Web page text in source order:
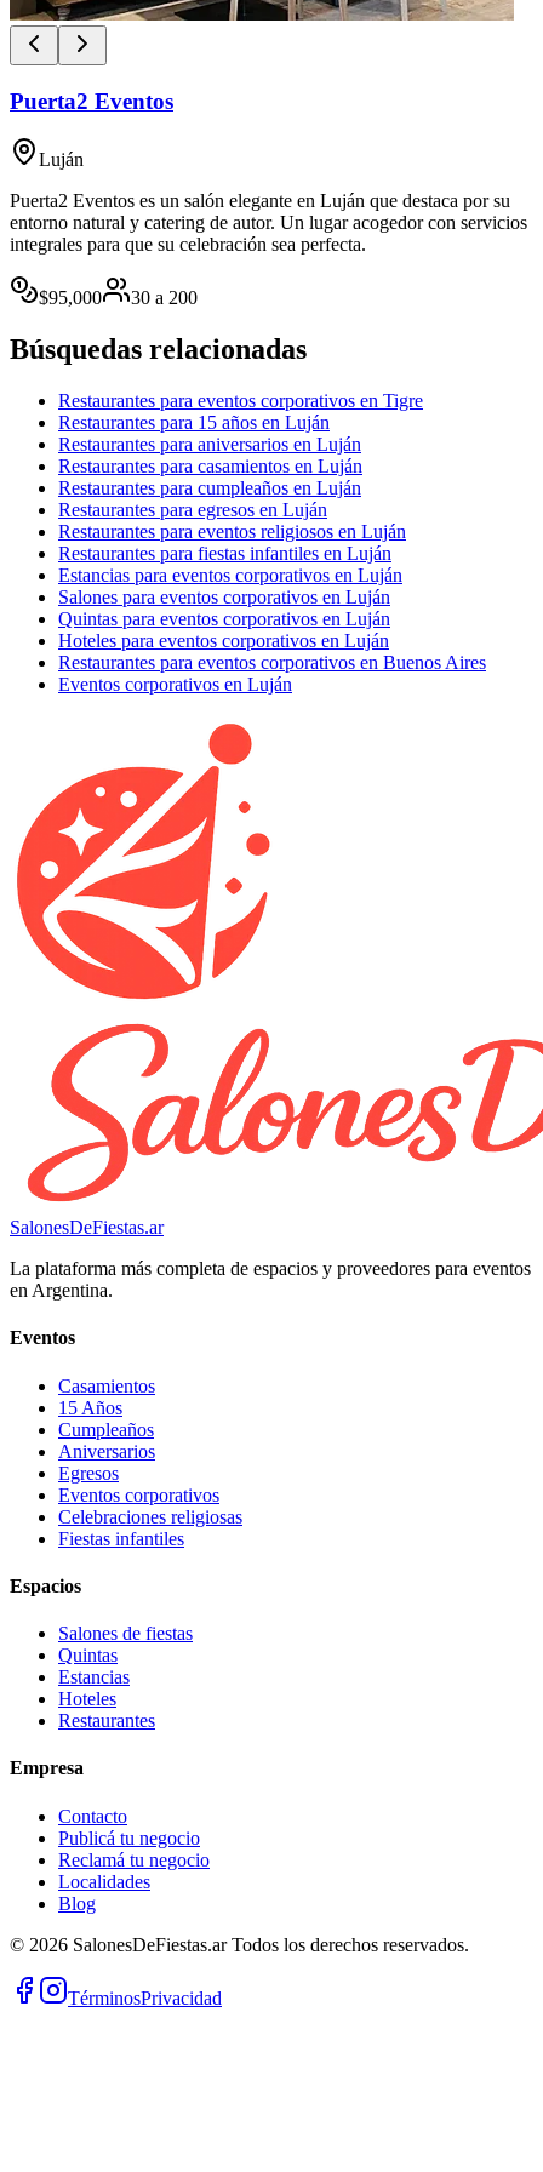
Puerta2 Eventos
Luján
Puerta2 Eventos es un salón elegante en Luján que destaca por su
entorno natural y catering de autor. Un lugar acogedor con servicios
integrales para que su celebración sea perfecta.
$95,000 30 a 200
Búsquedas relacionadas
Restaurantes para eventos corporativos en Tigre
Restaurantes para 15 años en Luján
Restaurantes para aniversarios en Luján
Restaurantes para casamientos en Luján
Restaurantes para cumpleaños en Luján
Restaurantes para egresos en Luján
Restaurantes para eventos religiosos en Luján
Restaurantes para fiestas infantiles en Luján
Estancias para eventos corporativos en Luján
Salones para eventos corporativos en Luján
Quintas para eventos corporativos en Luján
Hoteles para eventos corporativos en Luján
Restaurantes para eventos corporativos en Buenos Aires
Eventos corporativos en Luján
SalonesDeFiestas.ar
La plataforma más completa de espacios y proveedores para eventos
en Argentina.
Eventos
Casamientos
15 Años
Cumpleaños
Aniversarios
Egresos
Eventos corporativos
Celebraciones religiosas
Fiestas infantiles
Espacios
Salones de fiestas
Quintas
Estancias
Hoteles
Restaurantes
Empresa
Contacto
Publicá tu negocio
Reclamá tu negocio
Localidades
Blog
© 2026 SalonesDeFiestas.arTodos los derechos reservados.
TérminosPrivacidad